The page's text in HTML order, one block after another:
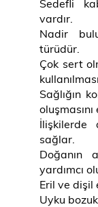
Sedefli
vardır.
Nadir
türüdür.
Çok sert
Sağlığın
oluşmasını
İlişkilerde
sağlar.
Doğanın
yardımcı
Eril ve dişil
Uyku